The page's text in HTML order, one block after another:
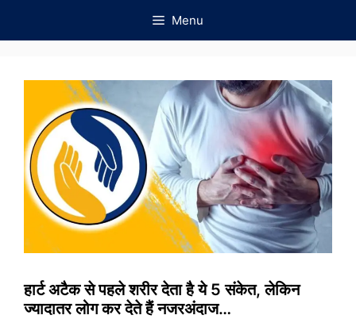
Menu
हार्ट अटैक से पहले शरीर देता है ये 5 संकेत, लेकिन
ज्यादातर लोग कर देते हैं नजरअंदाज…